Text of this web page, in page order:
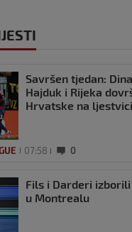
Savršen tjedan:
Hajduk i Rijeka
Hrvatske na
07:58 0
Fils i Darderi
u Montrealu